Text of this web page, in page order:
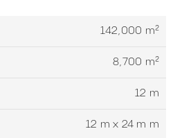
142,000 m²
8,700 m²
12 m
12 m x 24 m m